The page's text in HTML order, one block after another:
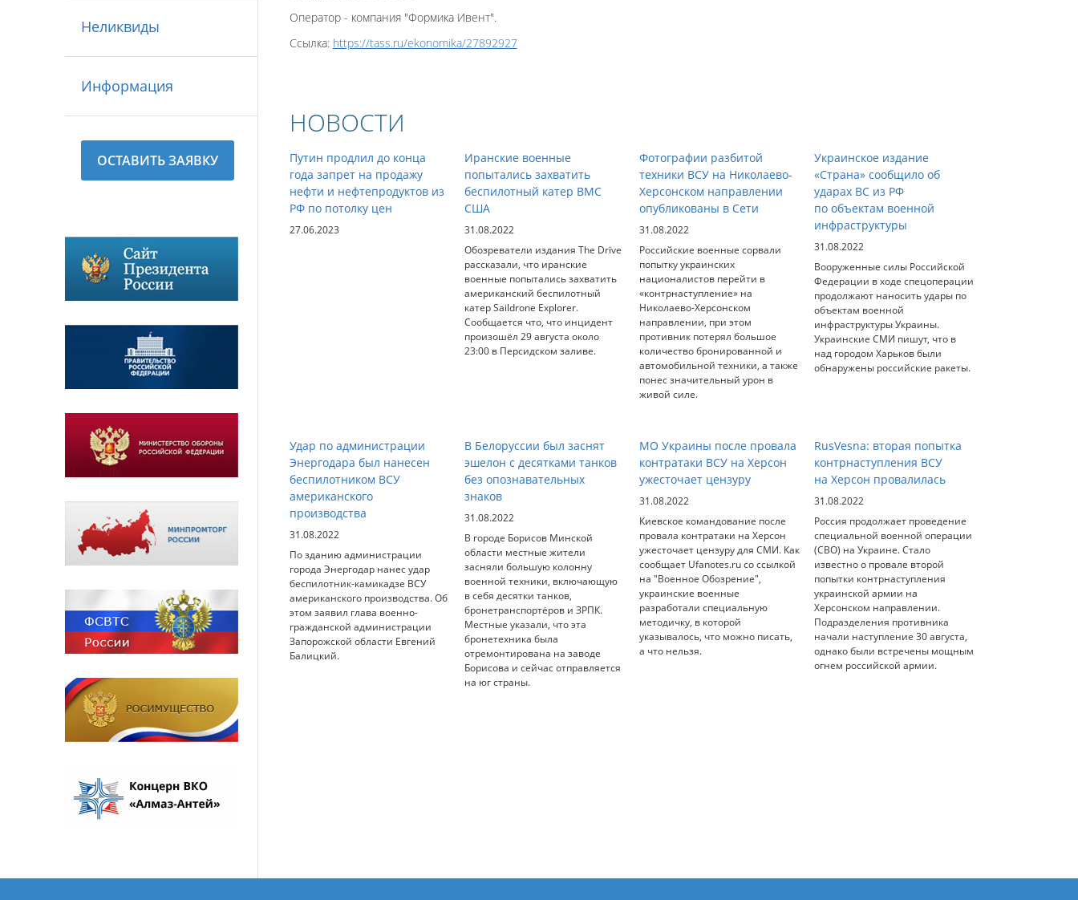
Неликвиды
Информация
ОСТАВИТЬ ЗАЯВКУ
Оператор - компания "Формика Ивент".
Ссылка: https://tass.ru/ekonomika/27892927
НОВОСТИ
Путин продлил до конца
года запрет на продажу
нефти и нефтепродуктов из
РФ по потолку цен
27.06.2023
Иранские военные
попытались захватить
беспилотный катер ВМС
США
31.08.2022
Обозреватели издания The Drive
рассказали, что иранские
военные попытались захватить
американский беспилотный
катер Saildrone Explorer.
Сообщается что, что инцидент
произошёл 29 августа около
23:00 в Персидском заливе.
Фотографии разбитой
техники ВСУ на Николаево-
Херсонском направлении
опубликованы в Сети
31.08.2022
Российские военные сорвали
попытку украинских
националистов перейти в
«контрнаступление» на
Николаево-Херсонском
направлении, при этом
противник потерял большое
количество бронированной и
автомобильной техники, а также
понес значительный урон в
живой силе.
Украинское издание
«Страна» сообщило об
ударах ВС из РФ
по объектам военной
инфраструктуры
31.08.2022
Вооруженные силы Российской
Федерации в ходе спецоперации
продолжают наносить удары по
объектам военной
инфраструктуры Украины.
Украинские СМИ пишут, что в
над городом Харьков были
обнаружены российские ракеты.
Удар по администрации
Энергодара был нанесен
беспилотником ВСУ
американского
производства
31.08.2022
По зданию администрации
города Энергодар нанес удар
беспилотник-камикадзе ВСУ
американского производства. Об
этом заявил глава военно-
гражданской администрации
Запорожской области Евгений
Балицкий.
В Белоруссии был заснят
эшелон с десятками танков
без опознавательных
знаков
31.08.2022
В городе Борисов Минской
области местные жители
засняли большую колонну
военной техники, включающую
в себя десятки танков,
бронетранспортёров и ЗРПК.
Местные указали, что эта
бронетехника была
отремонтирована на заводе
Борисова и сейчас отправляется
на юг страны.
МО Украины после провала
контратаки ВСУ на Херсон
ужесточает цензуру
31.08.2022
Киевское командование после
провала контратаки на Херсон
ужесточает цензуру для СМИ. Как
сообщает Ufanotes.ru со ссылкой
на "Военное Обозрение",
украинские военные
разработали специальную
методичку, в которой
указывалось, что можно писать,
а что нельзя.
RusVesna: вторая попытка
контрнаступления ВСУ
на Херсон провалилась
31.08.2022
Россия продолжает проведение
специальной военной операции
(СВО) на Украине. Стало
известно о провале второй
попытки контрнаступления
украинской армии на
Херсонском направлении.
Подразделения противника
начали наступление 30 августа,
однако были встречены мощным
огнем российской армии.